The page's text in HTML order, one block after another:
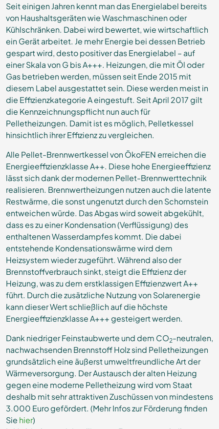
Seit einigen Jahren kennt man das Energielabel bereits
von Haushaltsgeräten wie Waschmaschinen oder
Kühlschränken. Dabei wird bewertet, wie wirtschaftlich
ein Gerät arbeitet. Je mehr Energie bei dessen Betrieb
gespart wird, desto positiver das Energielabel – auf
einer Skala von G bis A+++. Heizungen, die mit Öl oder
Gas betrieben werden, müssen seit Ende 2015 mit
diesem Label ausgestattet sein. Diese werden meist in
die Effizienzkategorie A eingestuft. Seit April 2017 gilt
die Kennzeichnungspflicht nun auch für
Pelletheizungen. Damit ist es möglich, Pelletkessel
hinsichtlich ihrer Effizienz zu vergleichen.
Alle Pellet-Brennwertkessel von ÖkoFEN erreichen die
Energieeffizienzklasse A++. Diese hohe Energieeffizienz
lässt sich dank der modernen Pellet-Brennwerttechnik
realisieren. Brennwertheizungen nutzen auch die latente
Restwärme, die sonst ungenutzt durch den Schornstein
entweichen würde. Das Abgas wird soweit abgekühlt,
dass es zu einer Kondensation (Verflüssigung) des
enthaltenen Wasserdampfes kommt. Die dabei
entstehende Kondensationswärme wird dem
Heizsystem wieder zugeführt. Während also der
Brennstoffverbrauch sinkt, steigt die Effizienz der
Heizung, was zu dem erstklassigen Effizienzwert A++
führt. Durch die zusätzliche Nutzung von Solarenergie
kann dieser Wert schließlich auf die höchste
Energieeffizienzklasse A+++ gesteigert werden.
Dank niedriger Feinstaubwerte und dem CO2-neutralen,
nachwachsenden Brennstoff Holz sind Pelletheizungen
grundsätzlich eine äußerst umweltfreundliche Art der
Wärmeversorgung. Der Austausch der alten Heizung
gegen eine moderne Pelletheizung wird vom Staat
deshalb mit sehr attraktiven Zuschüssen von mindestens
3.000 Euro gefördert. (Mehr Infos zur Förderung finden
Sie hier)